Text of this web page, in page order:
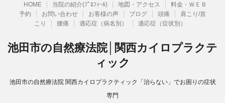
HOME 当院の紹介(ﾌﾟﾛﾌｨｰﾙ) 地図・アクセス
料金・ＷＥＢ
予約
お問い合わせ お客様の声 ブログ 頭痛
肩こり/首
こり
腰痛 適応症（病名別） 適応症（症状別）
池田市の自然療法院│関西カイロプラクテ
ィック
池田市の自然療法院 関西カイロプラクティック「治らない」でお困りの症状
専門